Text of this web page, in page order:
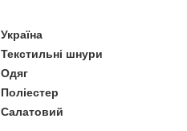
Україна
Текстильні шнури
Одяг
Поліестер
Салатовий